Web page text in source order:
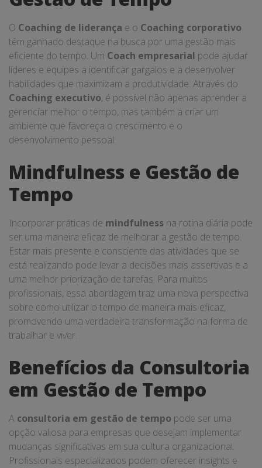
O Coaching de liderança e o Coaching corporativo
têm ganhado destaque na busca por uma gestão mais
eficiente do tempo. Um Coach empresarial pode ajudar
líderes e equipes a identificar gargalos e a desenvolver
habilidades que maximizam a produtividade. Através do
Coaching executivo, é possível não apenas aprender a
gerenciar melhor o tempo, mas também a criar um
ambiente que favoreça o crescimento e o
desenvolvimento pessoal.
Mindfulness e Gestão de
Tempo
Incorporar práticas de mindfulness na rotina diária pode
ser uma maneira eficaz de melhorar a gestão de tempo.
Estar mais presente e consciente das atividades que se
está realizando pode levar a decisões mais assertivas e a
uma melhor priorização de tarefas. Para muitos
profissionais, essa abordagem traz uma nova perspectiva
sobre como utilizar o tempo de maneira mais eficaz,
promovendo uma verdadeira transformação na forma de
trabalhar e viver.
Benefícios da Consultoria
em Gestão de Tempo
A consultoria em gestão de tempo pode ser uma
opção valiosa para empresas que desejam implementar
mudanças significativas em sua cultura organizacional.
Profissionais especializados podem oferecer insights e